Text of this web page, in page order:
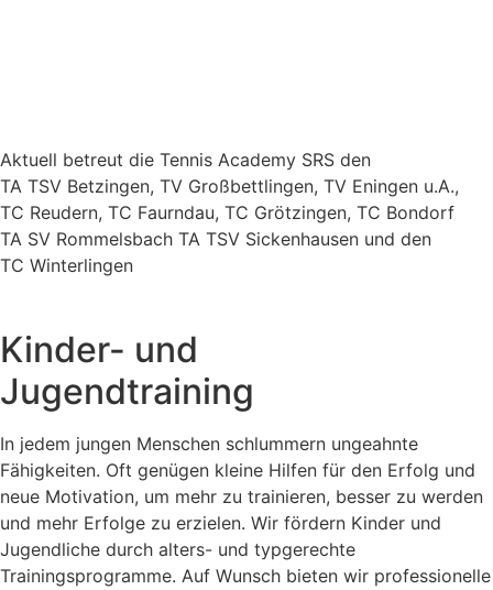
Aktuell betreut die Tennis Academy SRS den
TA TSV Betzingen, TV Großbettlingen, TV Eningen u.A.,
TC Reudern, TC Faurndau, TC Grötzingen, TC Bondorf
TA SV Rommelsbach TA TSV Sickenhausen und den
TC Winterlingen
Kinder- und
Jugendtraining
In jedem jungen Menschen schlummern ungeahnte
Fähigkeiten. Oft genügen kleine Hilfen für den Erfolg und
neue Motivation, um mehr zu trainieren, besser zu werden
und mehr Erfolge zu erzielen. Wir fördern Kinder und
Jugendliche durch alters- und typgerechte
Trainingsprogramme. Auf Wunsch bieten wir professionelle